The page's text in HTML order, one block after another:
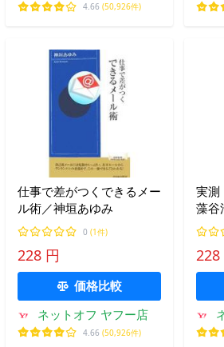
4.66 (50,926件)
仕事で差がつくできるメー
ル術／神垣あゆみ
0 (1件)
228 円
価格比較
ネットオフ ヤフー店
4.66 (50,926件)
実測
藻谷
228